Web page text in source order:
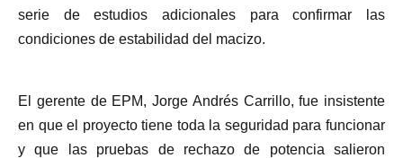
serie de estudios adicionales para confirmar las
condiciones de estabilidad del macizo.
El gerente de EPM, Jorge Andrés Carrillo, fue insistente
en que el proyecto tiene toda la seguridad para funcionar
y que las pruebas de rechazo de potencia salieron